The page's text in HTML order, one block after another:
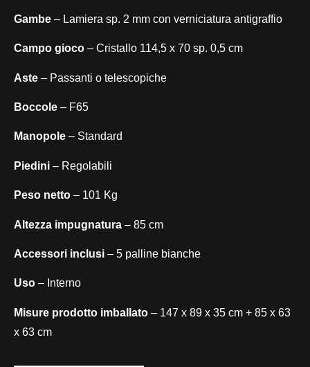
Gambe – Lamiera sp. 2 mm con verniciatura antigraffio
Campo gioco – Cristallo 114,5 x 70 sp. 0,5 cm
Aste – Passanti o telescopiche
Boccole – F65
Manopole – Standard
Piedini – Regolabili
Peso netto – 101 Kg
Altezza impugnatura – 85 cm
Accessori inclusi – 5 palline bianche
Uso – Interno
Misure prodotto imballato – 147 x 89 x 35 cm + 85 x 63
x 63 cm